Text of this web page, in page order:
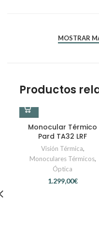
MOSTRAR
Productos
Monocular Térmico
Pard TA32 LRF
Visión Térmica,
Monoculares Térmicos,
Óptica
€